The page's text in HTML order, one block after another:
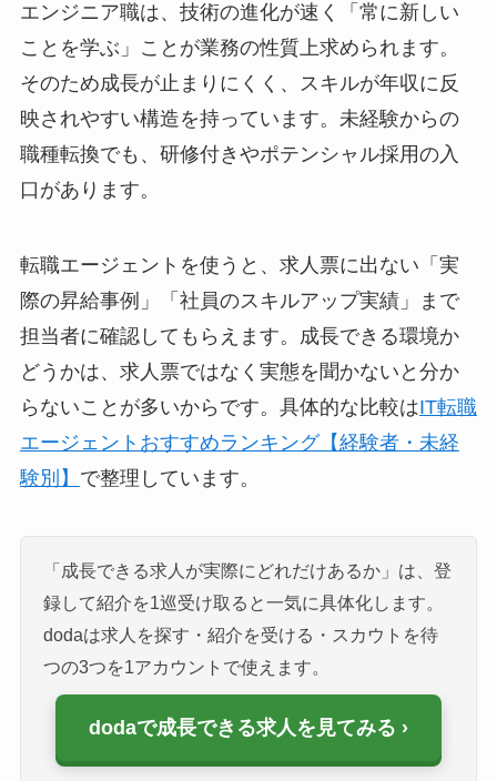
エンジニア職は、技術の進化が速く「常に新しい
ことを学ぶ」ことが業務の性質上求められます。
そのため成長が止まりにくく、スキルが年収に反
映されやすい構造を持っています。未経験からの
職種転換でも、研修付きやポテンシャル採用の入
口があります。
転職エージェントを使うと、求人票に出ない「実
際の昇給事例」「社員のスキルアップ実績」まで
担当者に確認してもらえます。成長できる環境か
どうかは、求人票ではなく実態を聞かないと分か
らないことが多いからです。具体的な比較はIT転職
エージェントおすすめランキング【経験者・未経
験別】 で整理しています。
「成長できる求人が実際にどれだけあるか」は、登
録して紹介を1巡受け取ると一気に具体化します。
dodaは求人を探す・紹介を受ける・スカウトを待
つの3つを1アカウントで使えます。
dodaで成長できる求人を見てみる